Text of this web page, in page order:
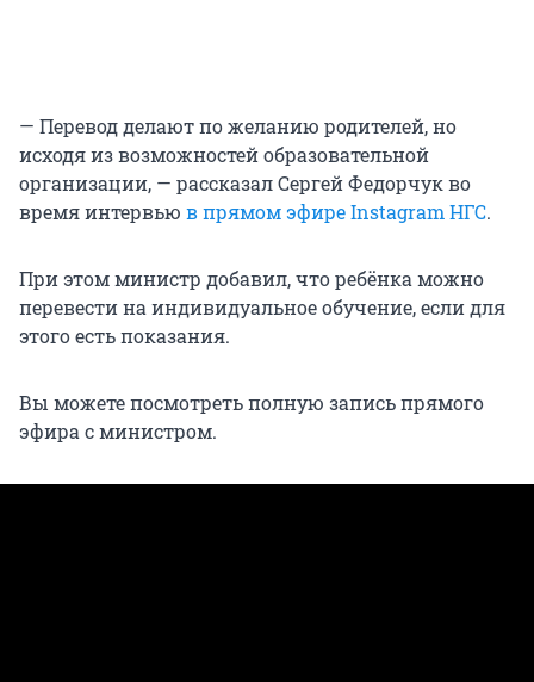
— Перевод делают по желанию родителей, но
исходя из возможностей образовательной
организации, — рассказал Сергей Федорчук во
время интервью в прямом эфире Instagram НГС.
При этом министр добавил, что ребёнка можно
перевести на индивидуальное обучение, если для
этого есть показания.
Вы можете посмотреть полную запись прямого
эфира с министром.